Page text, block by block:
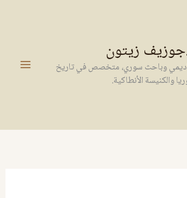
زيتون
وباحث سوري، متخصص في تاريخ
والكنيسة الأنطاكية.